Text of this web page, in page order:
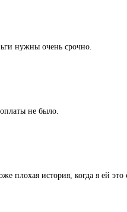
нужны очень срочно.
не было.
история, когда я ей